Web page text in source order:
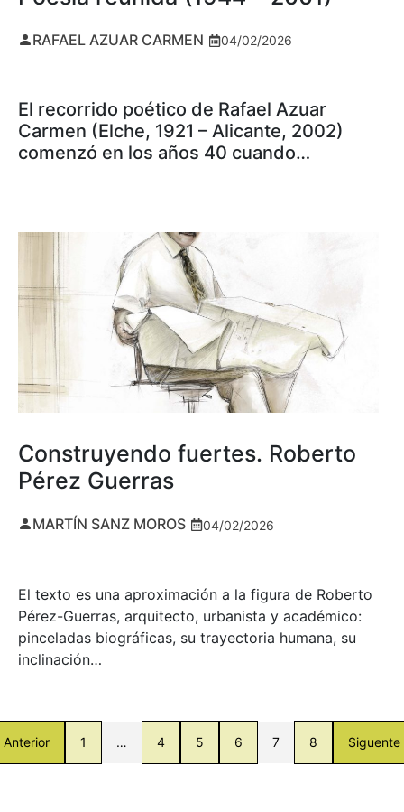
RAFAEL AZUAR CARMEN 04/02/2026
El recorrido poético de Rafael Azuar
Carmen (Elche, 1921 – Alicante, 2002)
comenzó en los años 40 cuando…
Construyendo fuertes. Roberto
Pérez Guerras
MARTÍN SANZ MOROS 04/02/2026
El texto es una aproximación a la figura de Roberto
Pérez-Guerras, arquitecto, urbanista y académico:
pinceladas biográficas, su trayectoria humana, su
inclinación…
Anterior 1 … 4 5 6 7 8 Siguente